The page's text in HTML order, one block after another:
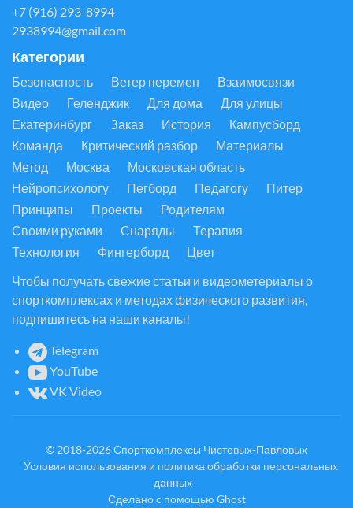
+7 (916) 293-8994
2938994@gmail.com
Категории
Безопасность Ветер перемен
Взаимосвязи
Видео
Геленджик Для дома
Для улицы
Екатеринбург
Заказ История
Кампусборд
Команда
Критический разбор
Материалы
Метод
Москва
Московская область
Нейропсихологу
Пегборд Педагогу
Питер
Принципы
Проекты
Родителям
Своими руками
Снаряды
Терапия
Технология
Фингерборд
Цвет
Чтобы получать свежие статьи и видеометериалы о
спорткомплексах и методах физического развития,
подпишитесь на наши каналы!
Telegram
YouTube
VK Video
© 2018-2026Спорткомплексы Чистовых-Павловых
Условия использования и политика обработки персональных
данных
Сделано с помощью Ghost